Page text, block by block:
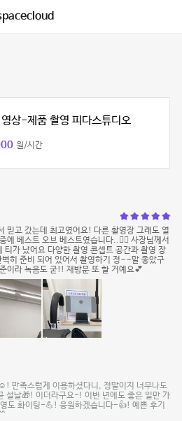
상-제품 촬영 피다스튜디오
원/시간
믿고 갔는데 최고였어요! 다른 촬영장 그래도 열
에 베스트 오브 베스트였습니다..👍🏻 사장님께서
티가 났어요 다양한 촬영 콘셉트 공간과 촬영 장
히 준비 되어 있어서 촬영하기 정~~말 좋았구
이라 녹음도 굳!! 재방문 또 할 거예요💕
만족스럽게 이용하셨다니, 정말이지 너무나도
설날🎁! 이더라구요-! 이번 년에도 좋은 일만 가
도 화이팅-💪! 응원하겠습니다-👍! 예쁜 후기